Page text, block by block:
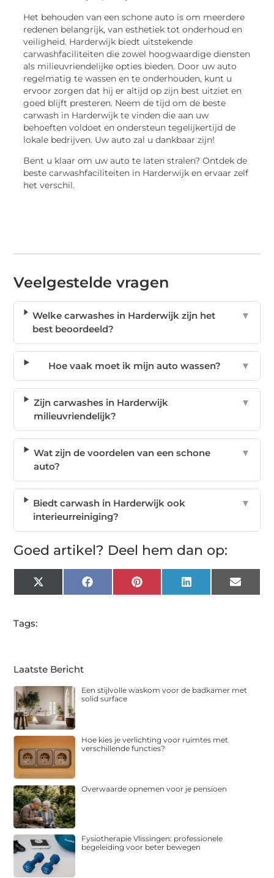
Het behouden van een schone auto is om meerdere
redenen belangrijk, van esthetiek tot onderhoud en
veiligheid. Harderwijk biedt uitstekende
carwashfaciliteiten die zowel hoogwaardige diensten
als milieuvriendelijke opties bieden. Door uw auto
regelmatig te wassen en te onderhouden, kunt u
ervoor zorgen dat hij er altijd op zijn best uitziet en
goed blijft presteren. Neem de tijd om de beste
carwash in Harderwijk te vinden die aan uw
behoeften voldoet en ondersteun tegelijkertijd de
lokale bedrijven. Uw auto zal u dankbaar zijn!
Bent u klaar om uw auto te laten stralen? Ontdek de
beste carwashfaciliteiten in Harderwijk en ervaar zelf
het verschil.
Veelgestelde vragen
Welke carwashes in Harderwijk zijn het
best beoordeeld?
▼
Hoe vaak moet ik mijn auto wassen? ▼
Zijn carwashes in Harderwijk
milieuvriendelijk?
▼
Wat zijn de voordelen van een schone
auto?
▼
Biedt carwash in Harderwijk ook
interieurreiniging?
▼
Goed artikel? Deel hem dan op:
X
(Twitter)
FacebookPinterest LinkedIn Email
Tags:
Laatste Bericht
Een stijlvolle waskom voor de badkamer met
solid surface
Hoe kies je verlichting voor ruimtes met
verschillende functies?
Overwaarde opnemen voor je pensioen
Fysiotherapie Vlissingen: professionele
begeleiding voor beter bewegen